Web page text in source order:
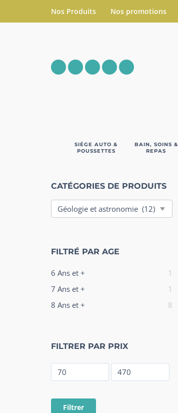
Nos Produits Nos promotions
SIÉGE AUTO &
POUSSETTES
BAIN, SOINS &
REPAS
CATÉGORIES DE PRODUITS
FILTRÉ PAR AGE
6 Ans et +
1
7 Ans et +
1
8 Ans et +
8
FILTRER PAR PRIX
Filtrer